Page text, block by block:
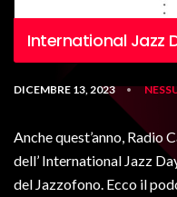
International Jazz
DICEMBRE 13, 2023 •
Anche quest’anno, Radio
dell’ International Jazz
del Jazzofono. Ecco il